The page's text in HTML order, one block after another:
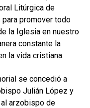
Litúrgica de
para promover todo
la Iglesia en nuestro
constante la
la vida cristiana.
se concedió a
Julián López y
al arzobispo de